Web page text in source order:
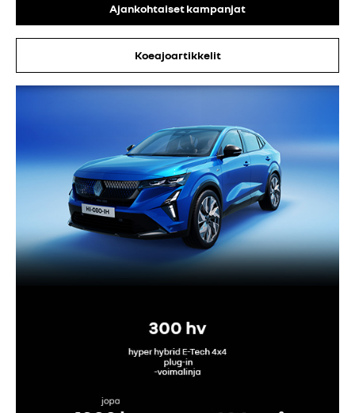
Ajankohtaiset kampanjat
Koeajoartikkelit